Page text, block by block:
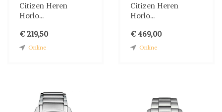
Citizen Heren
Horlo...
€ 219,50
Online
Citizen Heren
Horlo...
€ 469,00
Online